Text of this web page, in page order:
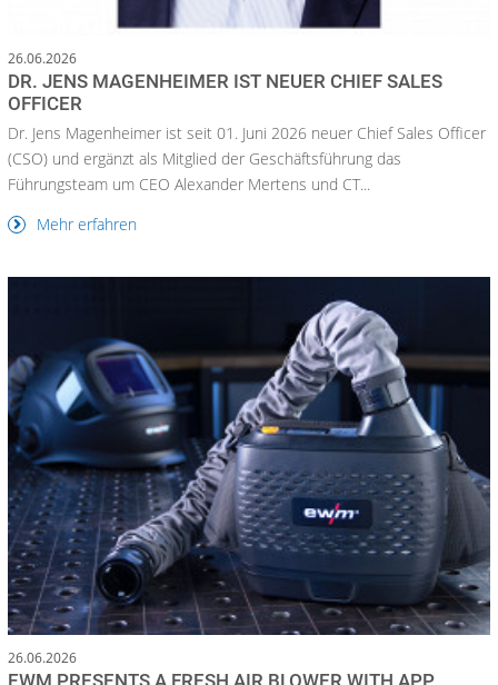
26.06.2026
DR. JENS MAGENHEIMER IST NEUER CHIEF SALES
OFFICER
Dr. Jens Magenheimer ist seit 01. Juni 2026 neuer Chief Sales Officer
(CSO) und ergänzt als Mitglied der Geschäftsführung das
Führungsteam um CEO Alexander Mertens und CT...
Mehr erfahren
26.06.2026
EWM PRESENTS A FRESH AIR BLOWER WITH APP